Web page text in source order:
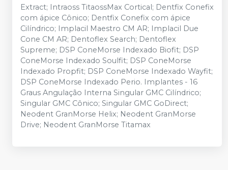
Extract; Intraoss TitaossMax Cortical; Dentfix Conefix
com ápice Cônico; Dentfix Conefix com ápice
Cilíndrico; Implacil Maestro CM AR; Implacil Due
Cone CM AR; Dentoflex Search; Dentoflex
Supreme; DSP ConeMorse Indexado Biofit; DSP
ConeMorse Indexado Soulfit; DSP ConeMorse
Indexado Propfit; DSP ConeMorse Indexado Wayfit;
DSP ConeMorse Indexado Perio. Implantes - 16
Graus Angulação Interna Singular GMC Cilíndrico;
Singular GMC Cônico; Singular GMC GoDirect;
Neodent GranMorse Helix; Neodent GranMorse
Drive; Neodent GranMorse Titamax